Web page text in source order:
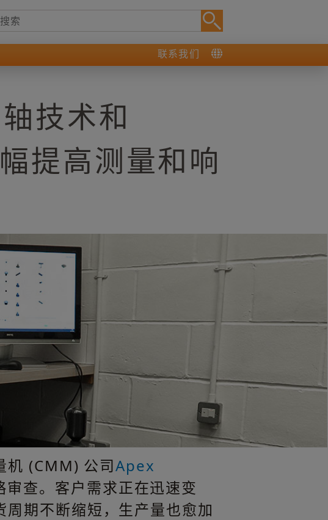
联系我们
技术和
提高测量和响
机 (CMM) 公司Apex
查。客户需求正在迅速变
期不断缩短，生产量也愈加